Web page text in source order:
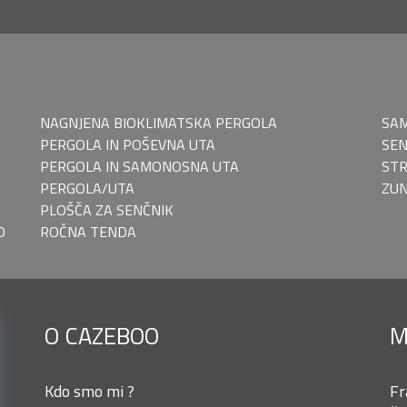
NAGNJENA BIOKLIMATSKA PERGOLA
PERGOLA IN POŠEVNA UTA
PERGOLA IN SAMONOSNA UTA
PERGOLA/UTA
PLOŠČA ZA SENČNIK
ROČNA TENDA
O CAZEBOO
Kdo smo mi ?